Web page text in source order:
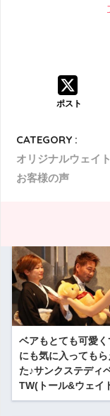
ポスト
CATEGORY :
オリジナルウェイ
お客様の声
ベアもとても可愛
にも気に入ってもら
た♪サンクステディ
TW(トール&ウェイ